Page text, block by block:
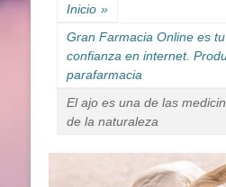
Inicio »
Gran Farmacia Online es
confianza en internet.
parafarmacia
El ajo es una de las
de la naturaleza